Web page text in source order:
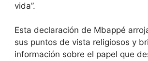
vida”.
Esta declaración de Mbappé
sus puntos de vista religiosos y
información sobre el papel que